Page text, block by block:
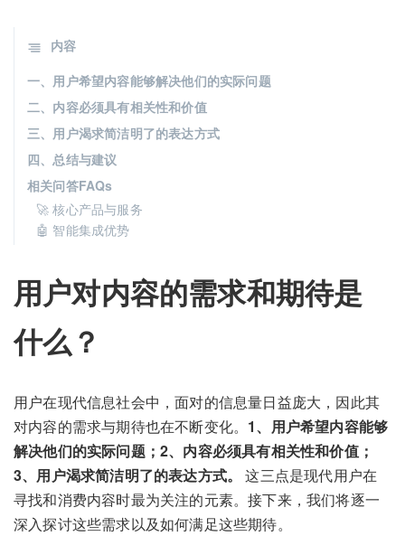
用户对内容的需求和期待是
什么？
用户在现代信息社会中，面对的信息量日益庞大，因此其
对内容的需求与期待也在不断变化。 1、用户希望内容能够
解决他们的实际问题；2、内容必须具有相关性和价值；
3、用户渴求简洁明了的表达方式。
这三点是现代用户在
寻找和消费内容时最为关注的元素。接下来，我们将逐一
深入探讨这些需求以及如何满足这些期待。
内容
一、用户希望内容能够解决他们的实际问题
二、内容必须具有相关性和价值
三、用户渴求简洁明了的表达方式
四、总结与建议
相关问答FAQs
🚀 核心产品与服务
🤖 智能集成优势